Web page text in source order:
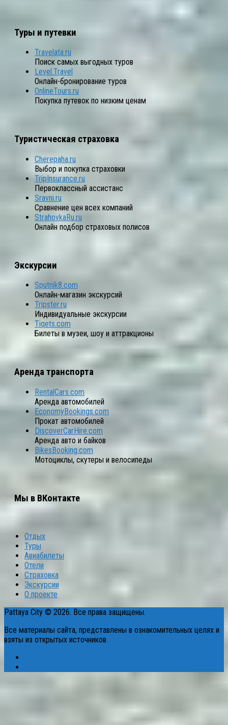
Туры и путевки
Travelata.ru
Поиск самых выгодных туров
Level.Travel
Онлайн-бронирование туров
OnlineTours.ru
Покупка путевок по низким ценам
Туристическая страховка
Cherepaha.ru
Выбор и покупка страховки
TripInsurance.ru
Первоклассный ассистанс
Sravni.ru
Сравнение цен всех компаний
StrahovkaRu.ru
Онлайн подбор страховых полисов
Экскурсии
Sputnik8.com
Онлайн-магазин экскурсий
Tripster.ru
Индивидуальные экскурсии
Tiqets.com
Билеты в музеи, шоу и аттракционы
Аренда транспорта
RentalCars.com
Аренда автомобилей
EconomyBookings.com
Прокат автомобилей
DiscoverCarHire.com
Аренда авто и байков
BikesBooking.com
Мотоциклы, скутеры и велосипеды
Мы в ВКонтакте
Отдых
Туры
Авиабилеты
Отели
Страховка
Экскурсии
О проекте
Pattaya City © 2026. Все права защищены.
Все материалы сайта, представлены в ознакомительных целях и
взяты из открытых источников.